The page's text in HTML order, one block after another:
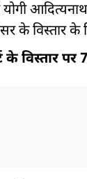
के विस्तार
के विस्तार पर